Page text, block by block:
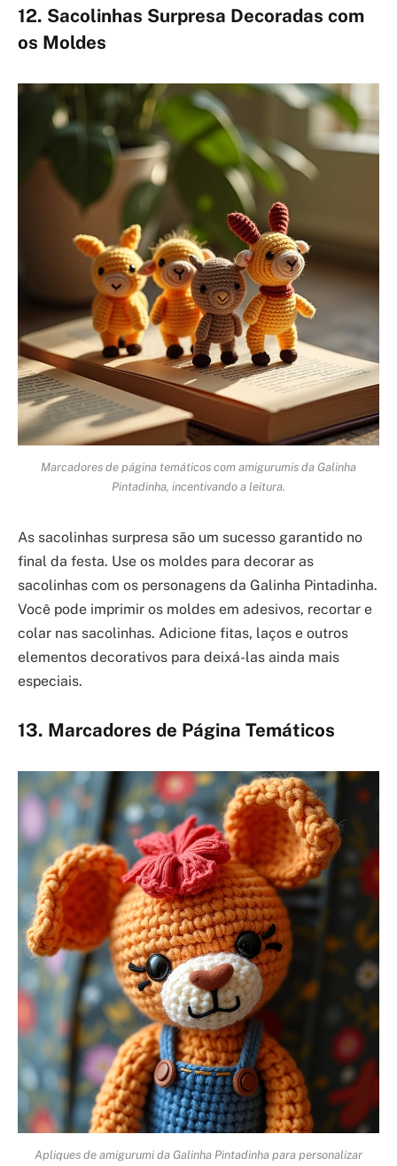
12. Sacolinhas Surpresa Decoradas com
os Moldes
Marcadores de página temáticos com amigurumis da Galinha
Pintadinha, incentivando a leitura.
As sacolinhas surpresa são um sucesso garantido no
final da festa. Use os moldes para decorar as
sacolinhas com os personagens da Galinha Pintadinha.
Você pode imprimir os moldes em adesivos, recortar e
colar nas sacolinhas. Adicione fitas, laços e outros
elementos decorativos para deixá-las ainda mais
especiais.
13. Marcadores de Página Temáticos
Apliques de amigurumi da Galinha Pintadinha para personalizar